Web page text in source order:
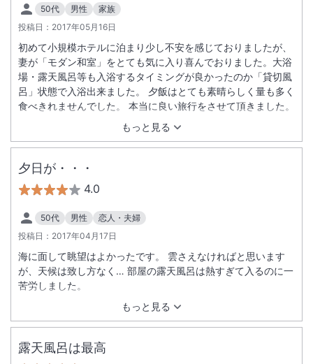
50代 男性
家族
投稿日： 2017年05月16日
もっと見る
初めて小規模ホテルに泊まり少し不安を感じておりましたが、
妻が「モダン和室」をとても気に入り喜んでおりました。大浴
場・露天風呂等も入浴するタイミングが良かったのか「貸切風
呂」状態で入浴出来ました。 夕飯はとても素晴らしく量も多く
食べきれませんでした。 本当に良い旅行をさせて頂きました。
夕日が・・・
4.0
50代 男性
恋人・夫婦
投稿日： 2017年04月17日
もっと見る
海に面して眺望はよかったです。 雲さえなければと思います
が、天候は致し方なく… 部屋の露天風呂は熱すぎて入るのに一
苦労しました。
露天風呂は最高